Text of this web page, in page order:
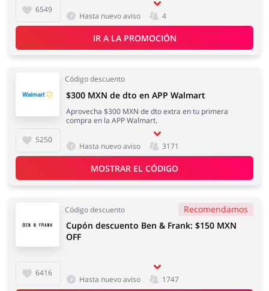
Joyería y Accesorios Libros y Entretenimiento
Lencería y Erótica
Calzado
6549
Hasta nuevo aviso 4
IR A LA PROMOCIÓN
Código descuento
5250
$300 MXN de dto en APP Walmart
Aprovecha $300 MXN de dto extra en tu primera
compra en la APP Walmart.
Hasta nuevo aviso 3171
MOSTRAR EL CÓDIGO
Código descuento Recomendamos
6416
Cupón descuento Ben & Frank: $150 MXN
OFF
Hasta nuevo aviso 1747